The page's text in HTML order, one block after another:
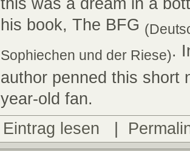
his book, The BFG
Sophiechen und der Riese).
author penned this short
year-old fan.
Eintrag lesen
|